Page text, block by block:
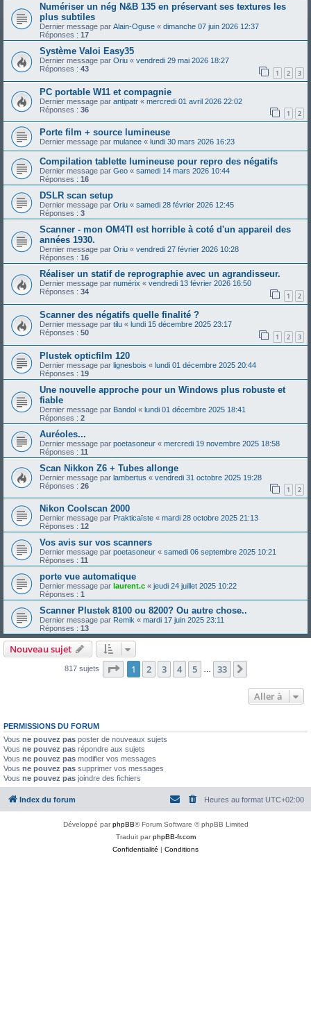
Numériser un nég N&B 135 en préservant ses textures les
plus subtiles
Dernier message par Alain-Oguse « dimanche 07 juin 2026 12:37
Réponses : 17
Système Valoi Easy35
Dernier message par Oriu « vendredi 29 mai 2026 18:27
Réponses : 43 1 2 3
PC portable W11 et compagnie
Dernier message par antipatr « mercredi 01 avril 2026 22:02
Réponses : 36 1 2
Porte film + source lumineuse
Dernier message par mulanee « lundi 30 mars 2026 16:23
Compilation tablette lumineuse pour repro des négatifs
Dernier message par Geo « samedi 14 mars 2026 10:44
Réponses : 16
DSLR scan setup
Dernier message par Oriu « samedi 28 février 2026 12:45
Réponses : 3
Scanner - mon OM4TI est horrible à coté d'un appareil des
années 1930.
Dernier message par Oriu « vendredi 27 février 2026 10:28
Réponses : 16
Réaliser un statif de reprographie avec un agrandisseur.
Dernier message par numérix « vendredi 13 février 2026 16:50
Réponses : 34 1 2
Scanner des négatifs quelle finalité ?
Dernier message par tilu « lundi 15 décembre 2025 23:17
Réponses : 50 1 2 3
Plustek opticfilm 120
Dernier message par lignesbois « lundi 01 décembre 2025 20:44
Réponses : 19
Une nouvelle approche pour un Windows plus robuste et
fiable
Dernier message par Bandol « lundi 01 décembre 2025 18:41
Réponses : 2
Auréoles...
Dernier message par poetasoneur « mercredi 19 novembre 2025 18:58
Réponses : 11
Scan Nikkon Z6 + Tubes allonge
Dernier message par lambertus « vendredi 31 octobre 2025 19:28
Réponses : 26 1 2
Nikon Coolscan 2000
Dernier message par Prakticaïste « mardi 28 octobre 2025 21:13
Réponses : 12
Vos avis sur vos scanners
Dernier message par poetasoneur « samedi 06 septembre 2025 10:21
Réponses : 11
porte vue automatique
Dernier message par laurent.c « jeudi 24 juillet 2025 10:22
Réponses : 1
Scanner Plustek 8100 ou 8200? Ou autre chose..
Dernier message par Remik « mardi 17 juin 2025 23:11
Réponses : 13
Nouveau sujet
817 sujets Page 1sur33
1 2 3 4 5 … 33
Aller à
PERMISSIONS DU FORUM
Vous ne pouvez pas poster de nouveaux sujets
Vous ne pouvez pas répondre aux sujets
Vous ne pouvez pas modifier vos messages
Vous ne pouvez pas supprimer vos messages
Vous ne pouvez pas joindre des fichiers
Index du forum Heures au format UTC+02:00
Développé parphpBB® Forum Software © phpBB Limited
Traduit parphpBB-fr.com
Confidentialité | Conditions